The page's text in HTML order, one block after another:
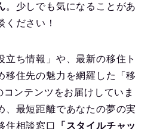
。少しでも気になることがあ
ください！
立ち情報」や、最新の移住ト
移住先の魅力を網羅した「移
ンテンツをお届けしていま
、最短距離であなたの夢の実
住相談窓口
「スタイルチャッ